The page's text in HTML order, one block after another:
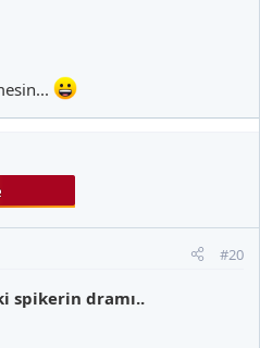
#20
spikerin dramı..